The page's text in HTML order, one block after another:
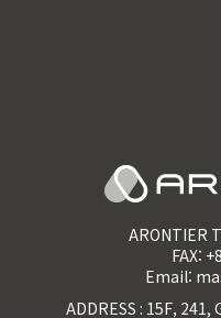
ARONTIER
FAX:
Email:
ADDRESS : 15F,